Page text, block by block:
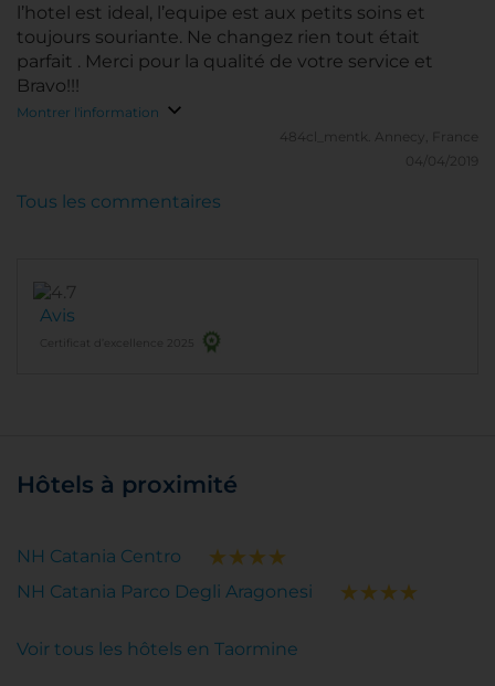
l’hotel est ideal, l’equipe est aux petits soins et
toujours souriante. Ne changez rien tout était
parfait . Merci pour la qualité de votre service et
Bravo!!!
Montrer l'information
484cl_mentk. Annecy, France
04/04/2019
Avis
Certificat d’excellence 2025
Tous les commentaires
Hôtels à proximité
NH Catania Centro
NH Catania Parco Degli Aragonesi
Voir tous les hôtels en Taormine